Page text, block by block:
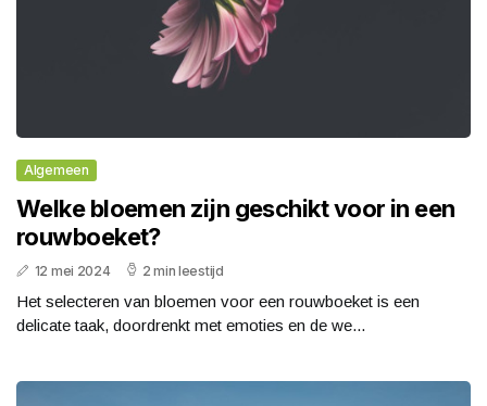
Algemeen
Welke bloemen zijn geschikt voor in een
rouwboeket?
12 mei 2024 2 min leestijd
Het selecteren van bloemen voor een rouwboeket is een
delicate taak, doordrenkt met emoties en de we...